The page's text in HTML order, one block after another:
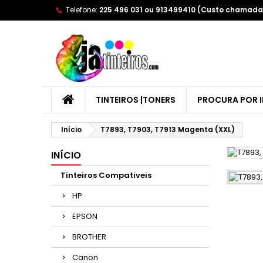
Telefone: 225 496 031 ou 913499410 (Custo
TINTEIROS |TONERS PROCURA POR
Início T7893, T7903, T7913 Magenta (XXL)
INÍCIO
Tinteiros Compativeis
HP
EPSON
BROTHER
Canon